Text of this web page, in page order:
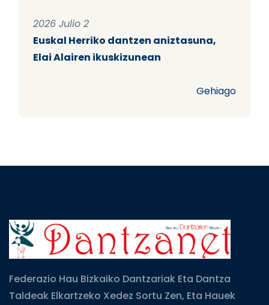
2026 Julio 2
Euskal Herriko dantzen aniztasuna,
Elai Alairen ikuskizunean
Gehiago
Federazio Hau Bizkaiko Dantzariak Eta Dantza
Taldeak Elkartzeko Xedez Sortu Zen, Eta Hauek